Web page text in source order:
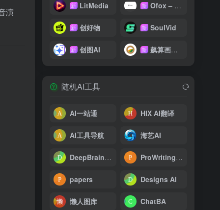
演
新 LitMedia 新 Ofox – 大模型 API 聚合平台
新 创好物 新 SoulVid
新 创图AI 新 飙算画影网
随机AI工具
AI一站通 HIX AI翻译
AI工具导航 海艺AI
DeepBrain AI ProWritingAid
papers Designs AI
懒人图库 ChatBA